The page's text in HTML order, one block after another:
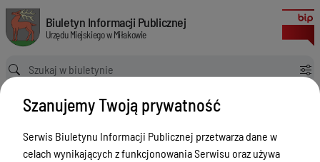
Lista kategorii
Biuletyn Informacji Publicznej Urzędu Miejskiego w Miłakowie
Biuletyn Informacji Publicznej
Urzędu Miejskiego w Miłakowie
Ścieżka powrotu
Strona główna Kategorie
Lista kategorii
Menu Przedmiotowe
Szanujemy Twoją prywatność
Serwis Biuletynu Informacji Publicznej przetwarza dane w
celach wynikających z funkcjonowania Serwisu oraz używa